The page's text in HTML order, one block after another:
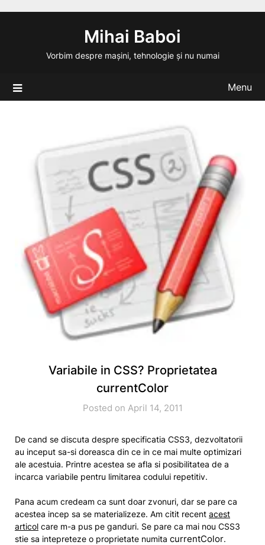
Mihai Baboi
Vorbim despre mașini, tehnologie și nu numai
Menu
Variabile in CSS? Proprietatea
currentColor
Posted on April 14, 2011
De cand se discuta despre specificatia CSS3, dezvoltatorii
au inceput sa-si doreasca din ce in ce mai multe optimizari
ale acestuia. Printre acestea se afla si posibilitatea de a
incarca variabile pentru limitarea codului repetitiv.
Pana acum credeam ca sunt doar zvonuri, dar se pare ca
acestea incep sa se materializeze. Am citit recent acest
articol care m-a pus pe ganduri. Se pare ca mai nou CSS3
stie sa intepreteze o proprietate numita currentColor.